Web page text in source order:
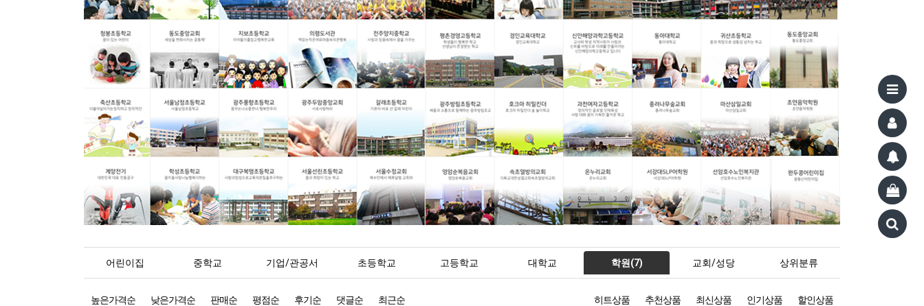
어린이집 중학교 기업/관공서 초등학교 고등학교 대학교 학원(7) 교회/성당 상위분류
높은가격순 낮은가격순 판매순 평점순 후기순 댓글순 최근순 히트상품 추천상품 최신상품 인기상품 할인상품